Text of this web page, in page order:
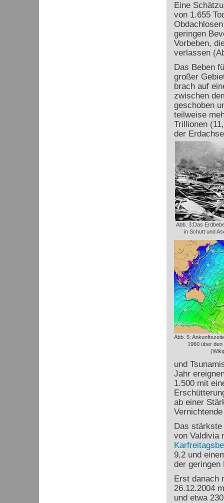
Eine
von 1.655
geringen
Vorbeben,
verlassen
Das Beben
großer
brach auf
zwischen
geschoben
teilweise
Trillionen
der
Abb. 3:Das
in Schutt und
Abb. 5:
1960 über
und
Jahr
1.500 mit
ab einer
Das stärkste
von Valdivia
9,2 und
der geringen
Erst danach
26.12.2004
und etwa